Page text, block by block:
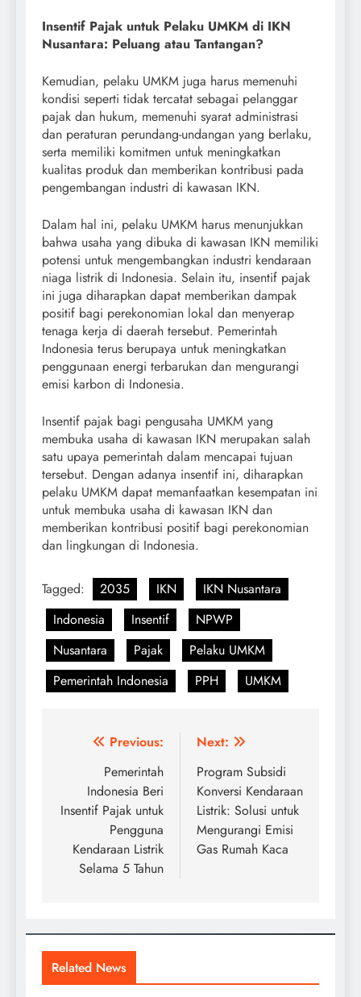
Insentif Pajak untuk Pelaku UMKM di IKN
Nusantara: Peluang atau Tantangan?
Kemudian, pelaku UMKM juga harus memenuhi
kondisi seperti tidak tercatat sebagai pelanggar
pajak dan hukum, memenuhi syarat administrasi
dan peraturan perundang-undangan yang berlaku,
serta memiliki komitmen untuk meningkatkan
kualitas produk dan memberikan kontribusi pada
pengembangan industri di kawasan IKN.
Dalam hal ini, pelaku UMKM harus menunjukkan
bahwa usaha yang dibuka di kawasan IKN memiliki
potensi untuk mengembangkan industri kendaraan
niaga listrik di Indonesia. Selain itu, insentif pajak
ini juga diharapkan dapat memberikan dampak
positif bagi perekonomian lokal dan menyerap
tenaga kerja di daerah tersebut. Pemerintah
Indonesia terus berupaya untuk meningkatkan
penggunaan energi terbarukan dan mengurangi
emisi karbon di Indonesia.
Insentif pajak bagi pengusaha UMKM yang
membuka usaha di kawasan IKN merupakan salah
satu upaya pemerintah dalam mencapai tujuan
tersebut. Dengan adanya insentif ini, diharapkan
pelaku UMKM dapat memanfaatkan kesempatan ini
untuk membuka usaha di kawasan IKN dan
memberikan kontribusi positif bagi perekonomian
dan lingkungan di Indonesia.
Tagged: 2035 IKN
IKN Nusantara
Indonesia
Insentif
NPWP
Nusantara
Pajak
Pelaku UMKM
Pemerintah Indonesia
PPH UMKM
NavigasiPrevious:
Pemerintah
Indonesia Beri
Insentif Pajak untuk
Pengguna
Kendaraan Listrik
Selama 5 Tahun
Next:
Program Subsidi
Konversi Kendaraan
Listrik: Solusi untuk
Mengurangi Emisi
Gas Rumah Kaca
Related News